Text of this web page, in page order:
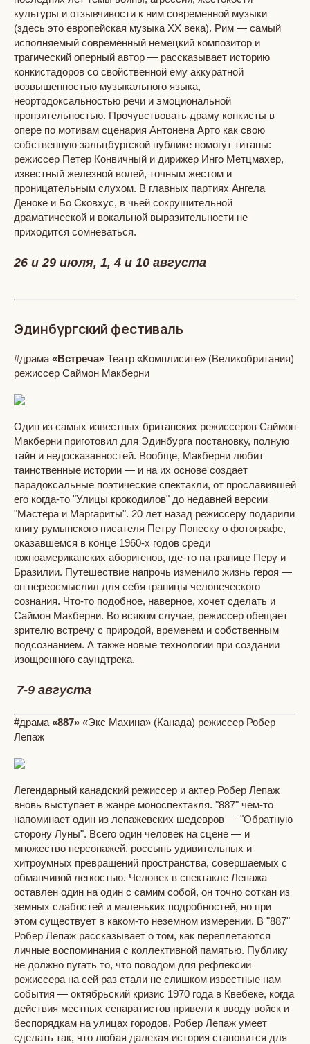
культуры и отзывчивости к ним современной музыки
(здесь это европейская музыка XX века). Рим — самый
исполняемый современный немецкий композитор и
трагический оперный автор — рассказывает историю
конкистадоров со свойственной ему аккуратной
возвышенностью музыкального языка,
неортодоксальностью речи и эмоциональной
пронзительностью. Прочувствовать драму конкисты в
опере по мотивам сценария Антонена Арто как свою
собственную зальцбургской публике помогут титаны:
режиссер Петер Конвичный и дирижер Инго Метцмахер,
известный железной волей, точным жестом и
проницательным слухом. В главных партиях Ангела
Деноке и Бо Сковхус, в чьей сокрушительной
драматической и вокальной выразительности не
приходится сомневаться.
26 и 29 июля, 1, 4 и 10 августа
Эдинбургский фестиваль
#драма «Встреча» Театр «Комплисите» (Великобритания)
режиссер Саймон Макберни
Один из самых известных британских режиссеров Саймон
Макберни приготовил для Эдинбурга постановку, полную
тайн и недосказанностей. Вообще, Макберни любит
таинственные истории — и на их основе создает
парадоксальные поэтические спектакли, от прославившей
его когда-то "Улицы крокодилов" до недавней версии
"Мастера и Маргариты". 20 лет назад режиссеру подарили
книгу румынского писателя Петру Попеску о фотографе,
оказавшемся в конце 1960-х годов среди
южноамериканских аборигенов, где-то на границе Перу и
Бразилии. Путешествие напрочь изменило жизнь героя —
он переосмыслил для себя границы человеческого
сознания. Что-то подобное, наверное, хочет сделать и
Саймон Макберни. Во всяком случае, режиссер обещает
зрителю встречу с природой, временем и собственным
подсознанием. А также новые технологии при создании
изощренного саундтрека.
7-9 августа
#драма «887» «Экс Махина» (Канада) режиссер Робер
Лепаж
Легендарный канадский режиссер и актер Робер Лепаж
вновь выступает в жанре моноспектакля. "887" чем-то
напоминает один из лепажевских шедевров — "Обратную
сторону Луны". Всего один человек на сцене — и
множество персонажей, россыпь удивительных и
хитроумных превращений пространства, совершаемых с
обманчивой легкостью. Человек в спектакле Лепажа
оставлен один на один с самим собой, он точно соткан из
земных слабостей и маленьких подробностей, но при
этом существует в каком-то неземном измерении. В "887"
Робер Лепаж рассказывает о том, как переплетаются
личные воспоминания с коллективной памятью. Публику
не должно пугать то, что поводом для рефлексии
режиссера на сей раз стали не слишком известные нам
события — октябрьский кризис 1970 года в Квебеке, когда
действия местных сепаратистов привели к вводу войск и
беспорядкам на улицах городов. Робер Лепаж умеет
сделать так, что любая далекая история становится для